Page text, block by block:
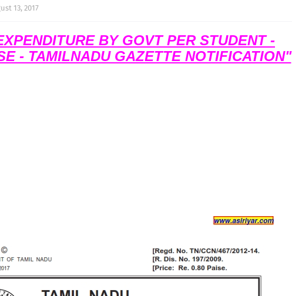
13, 2017
BY GOVT PER STUDENT -
- TAMILNADU GAZETTE NOTIFICATION"